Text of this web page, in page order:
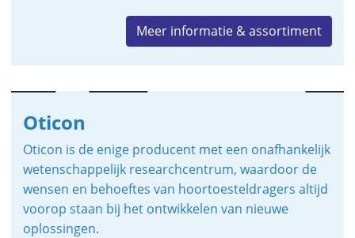
Meer informatie & assortiment
Oticon
Oticon is de enige producent met een onafhankelijk
wetenschappelijk researchcentrum, waardoor de
wensen en behoeftes van hoortoesteldragers altijd
voorop staan bij het ontwikkelen van nieuwe
oplossingen.